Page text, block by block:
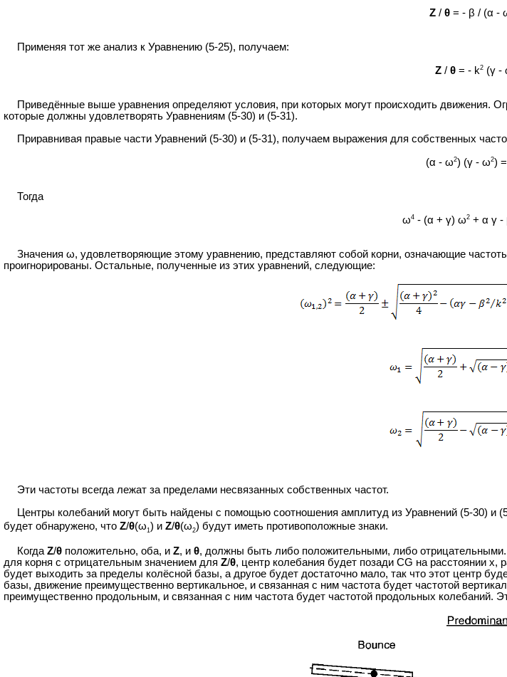
Z / θ = - β / (α -
Применяя тот же анализ к Уравнению (5-25), получаем:
Z / θ = - k2 (γ -
Приведённые выше уравнения определяют условия, при которых могут происходить движения.
которые должны удовлетворять Уравнениям (5-30) и (5-31).
Приравнивая правые части Уравнений (5-30) и (5-31), получаем выражения для собственных
(α - ω2) (γ - ω2)
Тогда
ω4- (α + γ) ω2+ α γ -
Значения ω, удовлетворяющие этому уравнению, представляют собой корни, означающие
проигнорированы. Остальные, полученные из этих уравнений, следующие:
Эти частоты всегда лежат за пределами несвязанных собственных частот.
Центры колебаний могут быть найдены с помощью соотношения амплитуд из Уравнений (5-30) и
будет обнаружено, что Z/θ(ω1 ) и Z/θ(ω2) будут иметь противоположные знаки.
Когда Z/θ положительно, оба, и Z, и θ, должны быть либо положительными, либо
для корня с отрицательным значением для Z/θ, центр колебания будет позади CG на расстоянии х,
будет выходить за пределы колёсной базы, а другое будет достаточно мало, так что этот центр
базы, движение преимущественно вертикальное, и связанная с ним частота будет частотой
преимущественно продольным, и связанная с ним частота будет частотой продольных колебаний.